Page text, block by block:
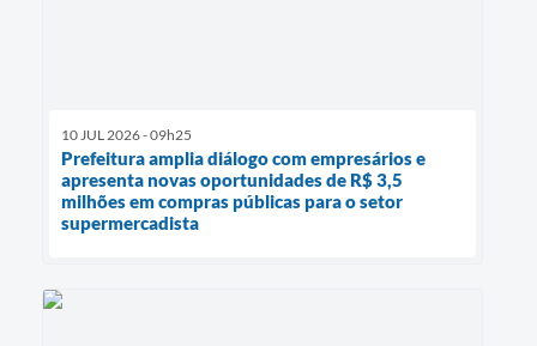
10 JUL 2026 - 09h25
Prefeitura amplia diálogo com empresários e
apresenta novas oportunidades de R$ 3,5
milhões em compras públicas para o setor
supermercadista